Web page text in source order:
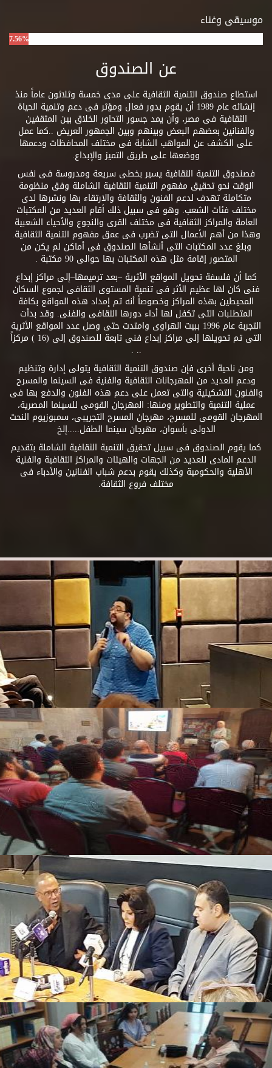
موسيقى وغناء
7.56%
عن الصندوق
استطاع صندوق التنمية الثقافية على مدى خمسة وثلاثون عاماً منذ
إنشائه عام 1989 أن يقوم بدور فعال ومؤثر فى دعم وتنمية الحياة
الثقافية فى مصر، وأن يمد جسور التحاور الخلاق بين المثقفين
والفنانين بعضهم البعض وبينهم وبين الجمهور العريض ..كما عمل
على الكشف عن المواهب الشابة فى مختلف المحافظات ودعمها
ووضعها على طريق التميز والإبداع.
فصندوق التنمية الثقافية يسير بخطى سريعة ومدروسة فى نفس
الوقت نحو تحقيق مفهوم التنمية الثقافية الشاملة وفق منظومة
متكاملة تهدف لدعم الفنون والثقافة والارتقاء بها ونشرها لدى
مختلف فئات الشعب. وهو فى سبيل ذلك أقام العديد من المكتبات
العامة والمراكز الثقافية فى مختلف القرى والنجوع والأحياء الشعبية
وهذا من أهم الأعمال التى تضرب فى عمق مفهوم التنمية الثقافية.
وبلغ عدد المكتبات التى أنشأها الصندوق فى أماكن لم يكن من
المتصور إقامة مثل هذه المكتبات بها حوالى 90 مكتبة .
كما أن فلسفة تحويل المواقع الأثرية –بعد ترميمها–إلى مراكز إبداع
فنى كان لها عظيم الأثر فى تنمية المستوى الثقافى لجموع السكان
المحيطين بهذه المراكز وخصوصاً أنه تم إمداد هذه المواقع بكافة
المتطلبات التى تكفل لها أداء دورها الثقافى والفنى. وقد بدأت
التجربة عام 1996 ببيت الهراوى وامتدت حتى وصل عدد المواقع الأثرية
التى تم تحويلها إلى مراكز إبداع فنى تابعة للصندوق إلى (16 ) مركزاً
.. .
ومن ناحية أخرى فإن صندوق التنمية الثقافية يتولى إدارة وتنظيم
ودعم العديد من المهرجانات الثقافية والفنية فى السينما والمسرح
والفنون التشكيلية والتى تعمل على دعم هذه الفنون والدفع بها فى
عملية التنمية والتطوير ومنها: المهرجان القومى للسينما المصرية،
المهرجان القومى للمسرح، مهرجان المسرح التجريبى، سمبوزيوم النحت
الدولى بأسوان، مهرجان سينما الطفل.....إلخ
كما يقوم الصندوق فى سبيل تحقيق التنمية الثقافية الشاملة بتقديم
الدعم المادى للعديد من الجهات والهيئات والمراكز الثقافية والفنية
الأهلية والحكومية وكذلك يقوم بدعم شباب الفنانين والأدباء فى
مختلف فروع الثقافة.